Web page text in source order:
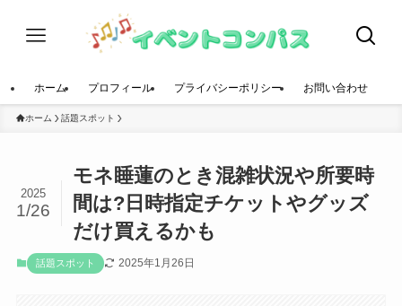
ホーム プロフィール プライバシーポリシー お問い合わせ
ホーム 話題スポット
モネ睡蓮のとき混雑状況や所要時
間は?日時指定チケットやグッズ
だけ買えるかも
2025
1/26
話題スポット 2025年1月26日